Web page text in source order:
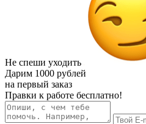
Не спеши уходить
Дарим 1000 рублей
на первый заказ
Правки к работе бесплатно!